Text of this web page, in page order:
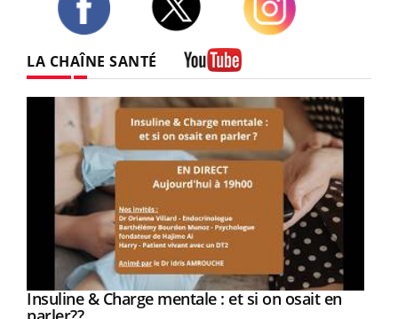
LA CHAÎNE SANTÉ
Youtube
Insuline & Charge mentale : et si on osait en
Youtube